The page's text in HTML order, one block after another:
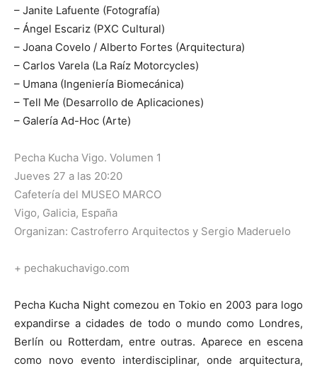
– Janite Lafuente (Fotografía)
– Ángel Escariz (PXC Cultural)
– Joana Covelo / Alberto Fortes (Arquitectura)
– Carlos Varela (La Raíz Motorcycles)
– Umana (Ingeniería Biomecánica)
– Tell Me (Desarrollo de Aplicaciones)
– Galería Ad-Hoc (Arte)
Pecha Kucha Vigo. Volumen 1
Jueves 27 a las 20:20
Cafetería del MUSEO MARCO
Vigo, Galicia, España
Organizan: Castroferro Arquitectos y Sergio Maderuelo
+ pechakuchavigo.com
Pecha Kucha Night comezou en Tokio en 2003 para logo
expandirse a cidades de todo o mundo como Londres,
Berlín ou Rotterdam, entre outras. Aparece en escena
como novo evento interdisciplinar, onde arquitectura,